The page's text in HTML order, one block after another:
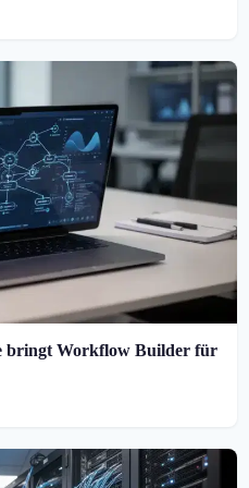
bringt Workflow Builder für